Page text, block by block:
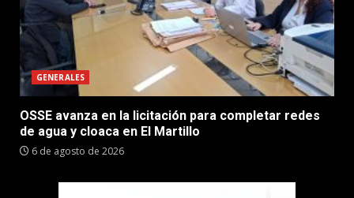
GENERALES
OSSE avanza en la licitación para completar redes
de agua y cloaca en El Martillo
6 de agosto de 2026